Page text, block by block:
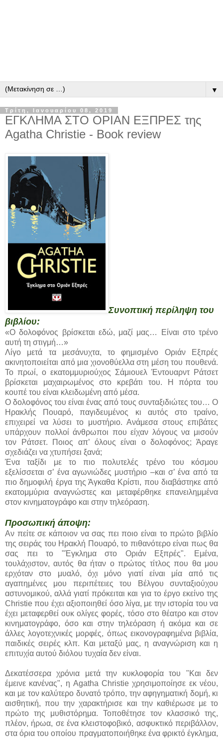
▼
Τρίτη, Ιανουαρίου 08, 2019
ΕΓΚΛΗΜΑ ΣΤΟ ΟΡΙΑΝ ΕΞΠΡΕΣ της
Agatha Christie - Book review
Συνοπτική περίληψη του
βιβλίου:
«Ο δολοφόνος βρίσκεται εδώ, μαζί μας… Είναι στο τρένο
αυτή τη στιγμή…»
Λίγο μετά τα μεσάνυχτα, το φημισμένο Οριάν Εξπρές
ακινητοποιείται από μια χιονοθύελλα στη μέση του πουθενά.
Το πρωί, ο εκατομμυριούχος Σάμιουελ Έντουαρντ Ράτσετ
βρίσκεται μαχαιρωμένος στο κρεβάτι του. Η πόρτα του
κουπέ του είναι κλειδωμένη από μέσα.
Ο δολοφόνος του είναι ένας από τους συνταξιδιώτες του… Ο
Ηρακλής Πουαρό, παγιδευμένος κι αυτός στο τραίνο,
επιχειρεί να λύσει το μυστήριο. Ανάμεσα στους επιβάτες
υπάρχουν πολλοί άνθρωποι που είχαν λόγους να μισούν
τον Ράτσετ. Ποιος απ’ όλους είναι ο δολοφόνος; Άραγε
σχεδιάζει να χτυπήσει ξανά;
Ένα ταξίδι με το πιο πολυτελές τρένο του κόσμου
εξελίσσεται σ’ ένα αγωνιώδες μυστήριο –και σ’ ένα από τα
πιο δημοφιλή έργα της Άγκαθα Κρίστι, που διαβάστηκε από
εκατομμύρια αναγνώστες και μεταφέρθηκε επανειλημμένα
στον κινηματογράφο και στην τηλεόραση.
Προσωπική άποψη:
Αν πείτε σε κάποιον να σας πει ποιο είναι το πρώτο βιβλίο
της σειράς του Ηρακλή Πουαρό, το πιθανότερο είναι πως θα
σας πει το "Έγκλημα στο Οριάν Εξπρές". Εμένα,
τουλάχιστον, αυτός θα ήταν ο πρώτος τίτλος που θα μου
ερχόταν στο μυαλό, όχι μόνο γιατί είναι μία από τις
αγαπημένες μου περιπέτειες του Βέλγου συνταξιούχου
αστυνομικού, αλλά γιατί πρόκειται και για το έργο εκείνο της
Christie που έχει αξιοποιηθεί όσο λίγα, με την ιστορία του να
έχει μεταφερθεί ουκ ολίγες φορές, τόσο στο θέατρο και στον
κινηματογράφο, όσο και στην τηλεόραση ή ακόμα και σε
άλλες λογοτεχνικές μορφές, όπως εικονογραφημένα βιβλία,
παιδικές σειρές κλπ. Και μεταξύ μας, η αναγνώριση και η
επιτυχία αυτού διόλου τυχαία δεν είναι.
Δεκατέσσερα χρόνια μετά την κυκλοφορία του "Και δεν
έμεινε κανένας", η Agatha Christie χρησιμοποίησε εκ νέου,
και με τον καλύτερο δυνατό τρόπο, την αφηγηματική δομή, κι
αισθητική, που την χαρακτήρισε και την καθιέρωσε με το
πρώτο της μυθιστόρημα. Τοποθέτησε τον κλασσικό της,
πλέον, ήρωα, σε ένα κλειστοφοβικό, ασφυκτικό περιβάλλον,
στα όρια του οποίου πραγματοποιήθηκε ένα φρικτό έγκλημα,